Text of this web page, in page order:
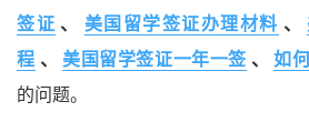
签证 、 美国留学签证办理材料 、
程 、 美国留学签证一年一签 、
如
的问题。